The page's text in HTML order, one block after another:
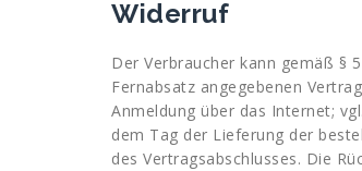
Widerruf
Der Verbraucher kann gemäß §
Fernabsatz angegebenen
Anmeldung über das Internet;
dem Tag der Lieferung der
des Vertragsabschlusses. Die